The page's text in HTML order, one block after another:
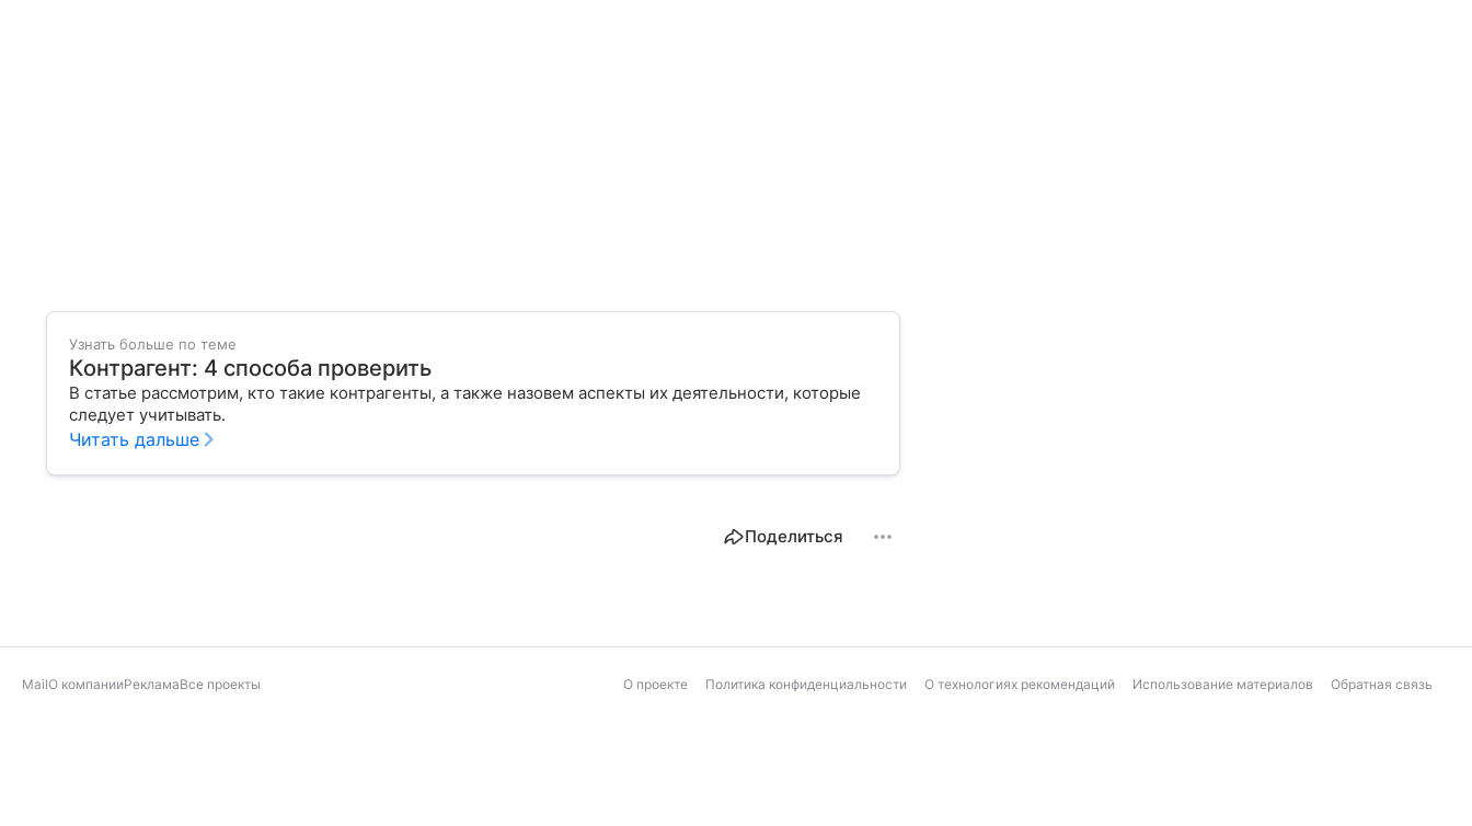
Узнать больше по теме
Контрагент: 4 способа проверить
В статье рассмотрим, кто такие контрагенты, а также назовем аспекты их деятельности, которые
следует учитывать.
Читать дальше
Поделиться
MailО компанииРекламаВсе проекты О проекте Политика конфиденциальности О технологиях рекомендаций Использование материалов Обратная связь